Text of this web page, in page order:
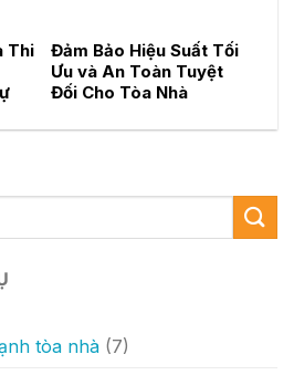
Thi
Đảm Bảo Hiệu Suất Tối
Ưu và An Toàn Tuyệt
Đối Cho Tòa Nhà
tòa nhà (7)